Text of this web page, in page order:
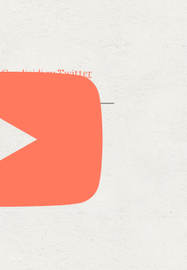
Condividi su Twitter